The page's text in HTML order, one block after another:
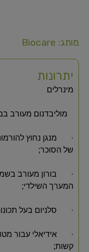
מותג: Biocare
יתרונות
מינרלים
מוליבדנום מעורב
· מנגן נחוץ
של הסוכר;
· בורון מעורב
המערך השילדי;
· סלניום בעל
· אידיאלי עבור
קשות;